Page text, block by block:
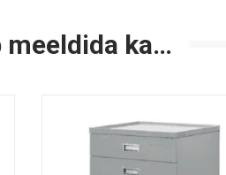
meeldida ka…